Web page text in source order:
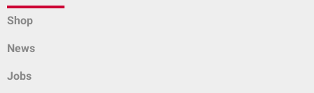
Shop
News
Jobs